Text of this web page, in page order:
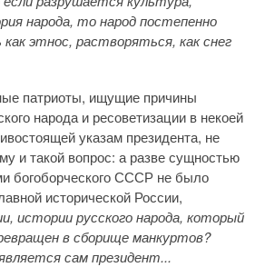
народа, то народ постепенно
этнос, растворяться, как снег
патриоты, ищущие причины
народа и ресоветизации в некоей
указам президента, не
и такой вопрос: а разве сущностью
богоборческого СССР не было
исторической России,
истории русского народа, который
в сборище манкуртов?
сам президент...